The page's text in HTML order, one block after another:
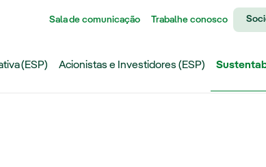
Sala de comunicação Trabalhe conosco
(ESP) Acionistas e Investidores (ESP)